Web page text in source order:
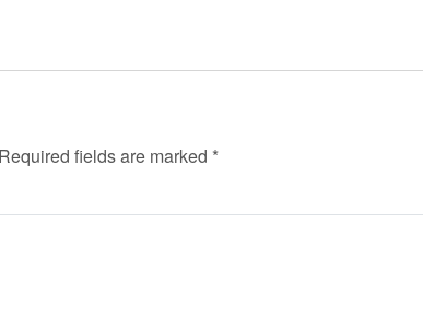
Required fields are marked *